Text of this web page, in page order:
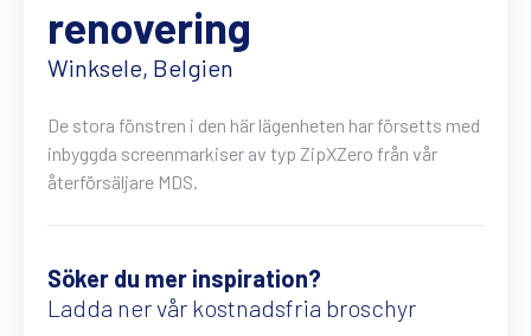
Hitta en återförsäljare Begär en offert
SV
renovering
Winksele, Belgien
De stora fönstren i den här lägenheten har försetts med
inbyggda screenmarkiser av typ ZipXZero från vår
återförsäljare MDS.
Söker du mer inspiration?
Ladda ner vår kostnadsfria broschyr